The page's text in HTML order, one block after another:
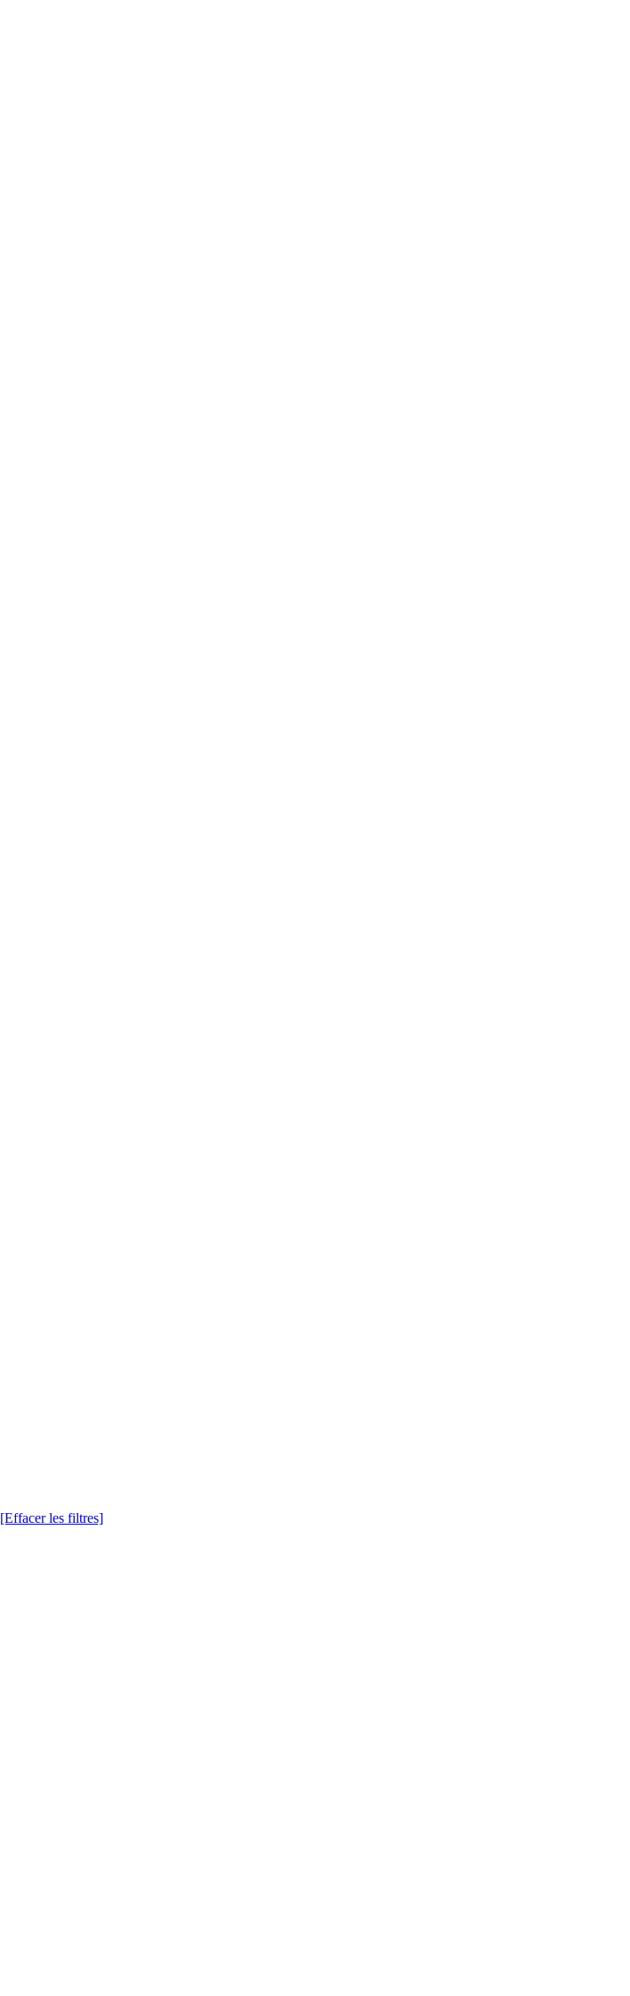
[Effacer les filtres]